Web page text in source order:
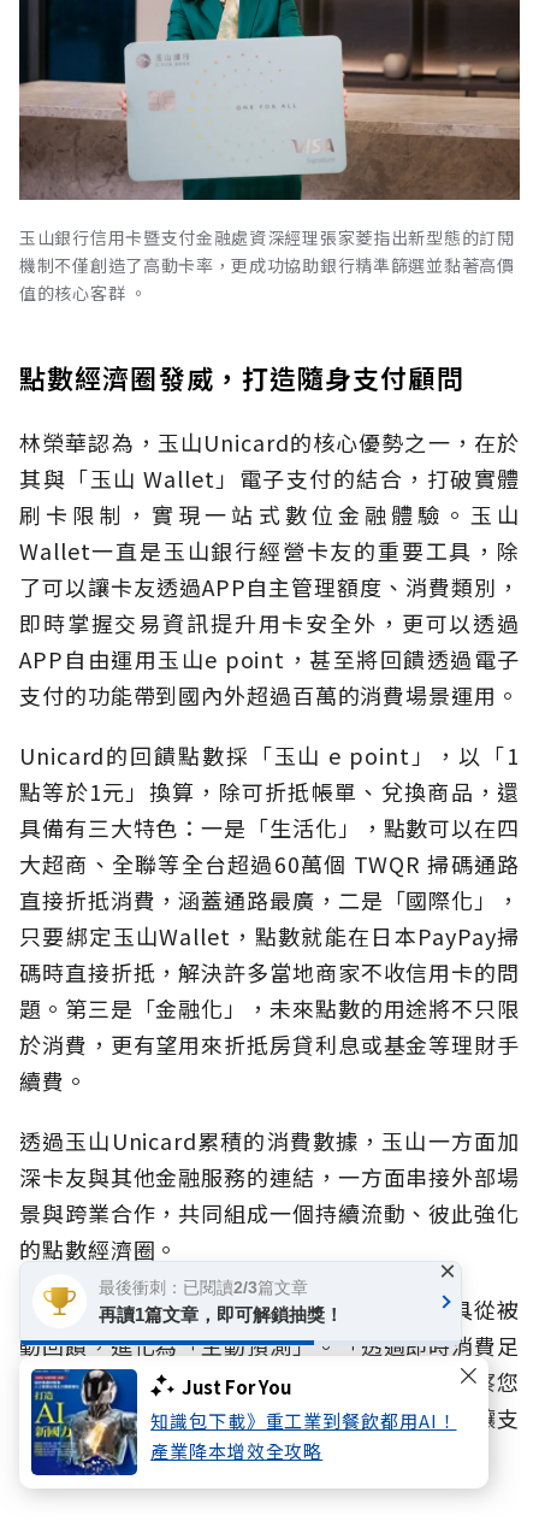
Just For You
知識包下載》重工業到餐飲都用AI！
產業降本增效全攻略
玉山銀行信用卡暨支付金融處資深經理張家菱指出新型態的訂閱
機制不僅創造了高動卡率，更成功協助銀行精準篩選並黏著高價
值的核心客群 。
點數經濟圈發威，打造隨身支付顧問
林榮華認為，玉山Unicard的核心優勢之一，在於
其與「玉山 Wallet」電子支付的結合，打破實體
刷卡限制，實現一站式數位金融體驗。玉山
Wallet一直是玉山銀行經營卡友的重要工具，除
了可以讓卡友透過APP自主管理額度、消費類別，
即時掌握交易資訊提升用卡安全外，更可以透過
APP自由運用玉山e point，甚至將回饋透過電子
支付的功能帶到國內外超過百萬的消費場景運用。
Unicard的回饋點數採「玉山 e point」，以「1
點等於1元」換算，除可折抵帳單、兌換商品，還
具備有三大特色：一是「生活化」，點數可以在四
大超商、全聯等全台超過60萬個 TWQR 掃碼通路
直接折抵消費，涵蓋通路最廣，二是「國際化」，
只要綁定玉山Wallet，點數就能在日本PayPay掃
碼時直接折抵，解決許多當地商家不收信用卡的問
題。第三是「金融化」，未來點數的用途將不只限
於消費，更有望用來折抵房貸利息或基金等理財手
續費。
透過玉山Unicard累積的消費數據，玉山一方面加
深卡友與其他金融服務的連結，一方面串接外部場
景與跨業合作，共同組成一個持續流動、彼此強化
的點數經濟圈。
林榮華強調，玉山更長遠的目標是讓支付工具從被
動回饋，進化為「主動預測」。「透過即時消費足
跡與外部變數分析，支付工具能進一步主動洞察您
的消費偏好，精準推薦符合習慣的卡友優惠，讓支
付體驗真正升級為消費者的生活顧問。」
最後衝刺：已閱讀2/3篇文章
再讀1篇文章，即可解鎖抽獎！
×